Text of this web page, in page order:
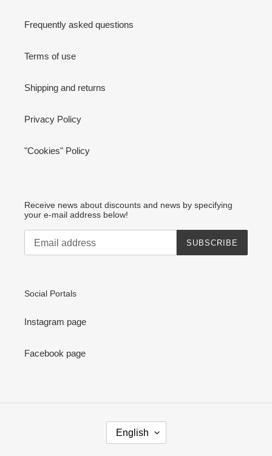
Frequently asked questions
Terms of use
Shipping and returns
Privacy Policy
"Cookies" Policy
Receive news about discounts and news by specifying
your e-mail address below!
SUBSCRIBE
Social Portals
Instagram page
Facebook page
English